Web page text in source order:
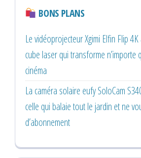
BONS PLANS
Le vidéoprojecteur Xgimi Elfin Flip
cube laser qui transforme n’importe
cinéma
La caméra solaire eufy SoloCam
celle qui balaie tout le jardin et ne
d’abonnement